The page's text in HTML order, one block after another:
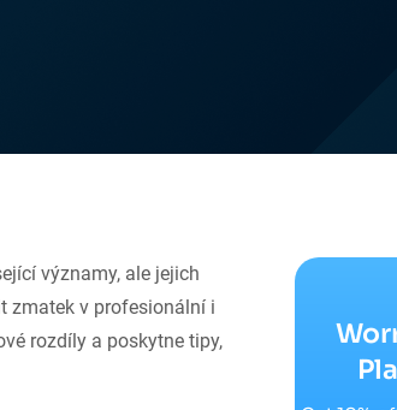
významy, ale jejich
zmatek v profesionální i
rozdíly a poskytne tipy,